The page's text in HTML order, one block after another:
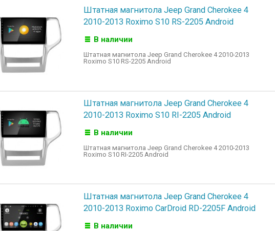
Штатная магнитола Jeep Grand Cherokee 4
2010-2013 Roximo S10 RS-2205 Android
В наличии
Штатная магнитола Jeep Grand Cherokee 4 2010-2013
Roximo S10 RS-2205 Android
Штатная магнитола Jeep Grand Cherokee 4
2010-2013 Roximo S10 RI-2205 Android
В наличии
Штатная магнитола Jeep Grand Cherokee 4 2010-2013
Roximo S10 RI-2205 Android
Штатная магнитола Jeep Grand Cherokee 4
2010-2013 Roximo CarDroid RD-2205F Android
В наличии